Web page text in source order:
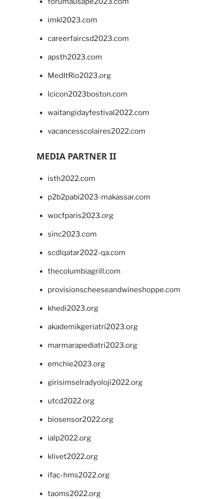
imkl2023.com
careerfaircsd2023.com
apsth2023.com
MedItRio2023.org
lcicon2023boston.com
waitangidayfestival2022.com
vacancesscolaires2022.com
MEDIA PARTNER II
isth2022.com
p2b2pabi2023-makassar.com
wocfparis2023.org
sinc2023.com
scdlqatar2022-qa.com
thecolumbiagrill.com
provisionscheeseandwineshoppe.com
khedi2023.org
akademikgeriatri2023.org
marmarapediatri2023.org
emchie2023.org
girisimselradyoloji2022.org
utcd2022.org
biosensor2022.org
ialp2022.org
klivet2022.org
ifac-hms2022.org
taoms2022.org